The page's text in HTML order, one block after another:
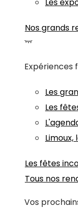
Les
Nos grands
Expériences
Les
Les
Les fêtes
Tous nos
Vos